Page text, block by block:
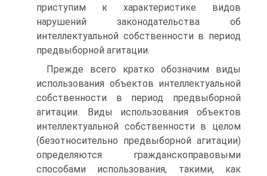
приступим к характеристике видов
нарушений законодательства об
интеллектуальной собственности в период
предвыборной агитации.
Прежде всего кратко обозначим виды
использования объектов интеллектуальной
собственности в период предвыборной
агитации. Виды использования объектов
интеллектуальной собственности в целом
(безотносительно предвыборной агитации)
определяются гражданскоправовыми
способами использования, такими, как